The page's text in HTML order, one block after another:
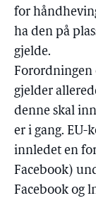
for
ha den på
gjelde.
Forordningen
gjelder
denne skal
er i gang.
innledet en
Facebook)
Facebook og